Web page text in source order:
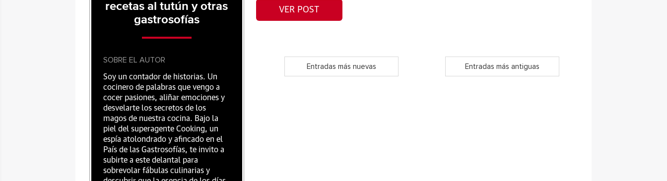
VER POST
Entradas más nuevas Entradas más antiguas
recetas al tutún y otras
gastrosofías
SOBRE EL AUTOR
Soy un contador de historias. Un
cocinero de palabras que vengo a
cocer pasiones, aliñar emociones y
desvelarte los secretos de los
magos de nuestra cocina. Bajo la
piel del superagente Cooking, un
espía atolondrado y afincado en el
País de las Gastrosofías, te invito a
subirte a este delantal para
sobrevolar fábulas culinarias y